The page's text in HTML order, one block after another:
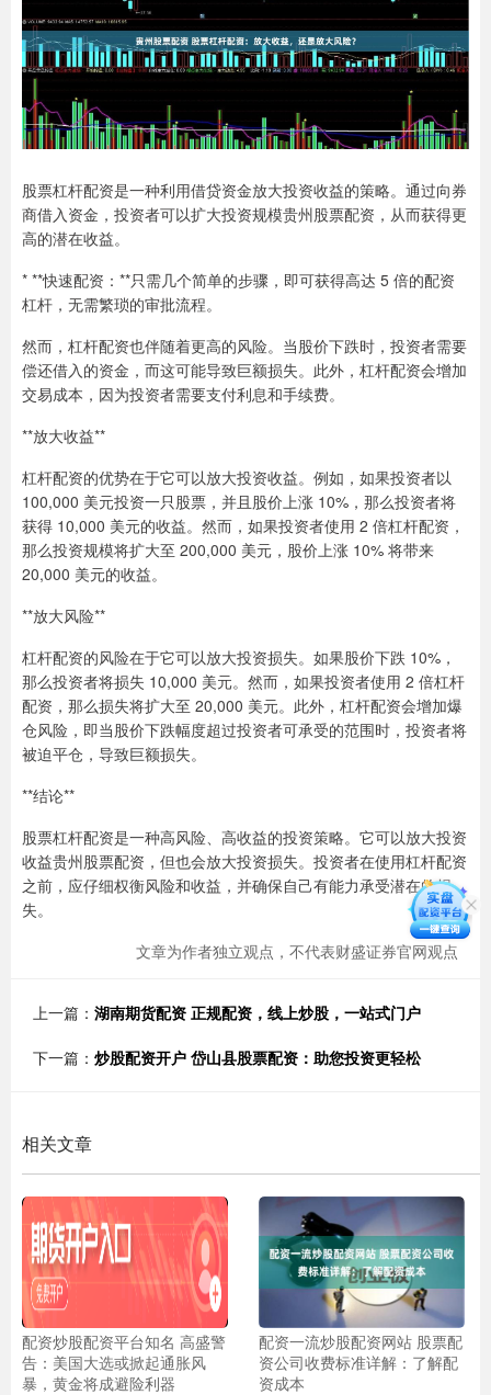
股票杠杆配资是一种利用借贷资金放大投资收益的策略。通过向券
商借入资金，投资者可以扩大投资规模贵州股票配资，从而获得更
高的潜在收益。
* **快速配资：**只需几个简单的步骤，即可获得高达 5 倍的配资
杠杆，无需繁琐的审批流程。
然而，杠杆配资也伴随着更高的风险。当股价下跌时，投资者需要
偿还借入的资金，而这可能导致巨额损失。此外，杠杆配资会增加
交易成本，因为投资者需要支付利息和手续费。
**放大收益**
杠杆配资的优势在于它可以放大投资收益。例如，如果投资者以
100,000 美元投资一只股票，并且股价上涨 10%，那么投资者将
获得 10,000 美元的收益。然而，如果投资者使用 2 倍杠杆配资，
那么投资规模将扩大至 200,000 美元，股价上涨 10% 将带来
20,000 美元的收益。
**放大风险**
杠杆配资的风险在于它可以放大投资损失。如果股价下跌 10%，
那么投资者将损失 10,000 美元。然而，如果投资者使用 2 倍杠杆
配资，那么损失将扩大至 20,000 美元。此外，杠杆配资会增加爆
仓风险，即当股价下跌幅度超过投资者可承受的范围时，投资者将
被迫平仓，导致巨额损失。
**结论**
股票杠杆配资是一种高风险、高收益的投资策略。它可以放大投资
收益贵州股票配资，但也会放大投资损失。投资者在使用杠杆配资
之前，应仔细权衡风险和收益，并确保自己有能力承受潜在的损
失。
文章为作者独立观点，不代表财盛证券官网观点
上一篇： 湖南期货配资 正规配资，线上炒股，一站式门户
下一篇： 炒股配资开户 岱山县股票配资：助您投资更轻松
相关文章
配资炒股配资平台知名 高盛警
告：美国大选或掀起通胀风
暴，黄金将成避险利器
配资一流炒股配资网站 股票配
资公司收费标准详解：了解配
资成本